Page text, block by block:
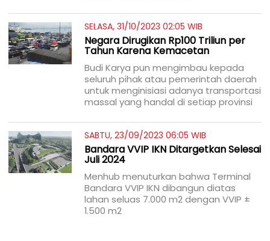
SELASA, 31/10/2023 02:05 WIB
Negara Dirugikan Rp100 Triliun per
Tahun Karena Kemacetan
Budi Karya pun mengimbau kepada
seluruh pihak atau pemerintah daerah
untuk menginisiasi adanya transportasi
massal yang handal di setiap provinsi
SABTU, 23/09/2023 06:05 WIB
Bandara VVIP IKN Ditargetkan Selesai
Juli 2024
Menhub menuturkan bahwa Terminal
Bandara VVIP IKN dibangun diatas
lahan seluas 7.000 m2 dengan VVIP ±
1.500 m2